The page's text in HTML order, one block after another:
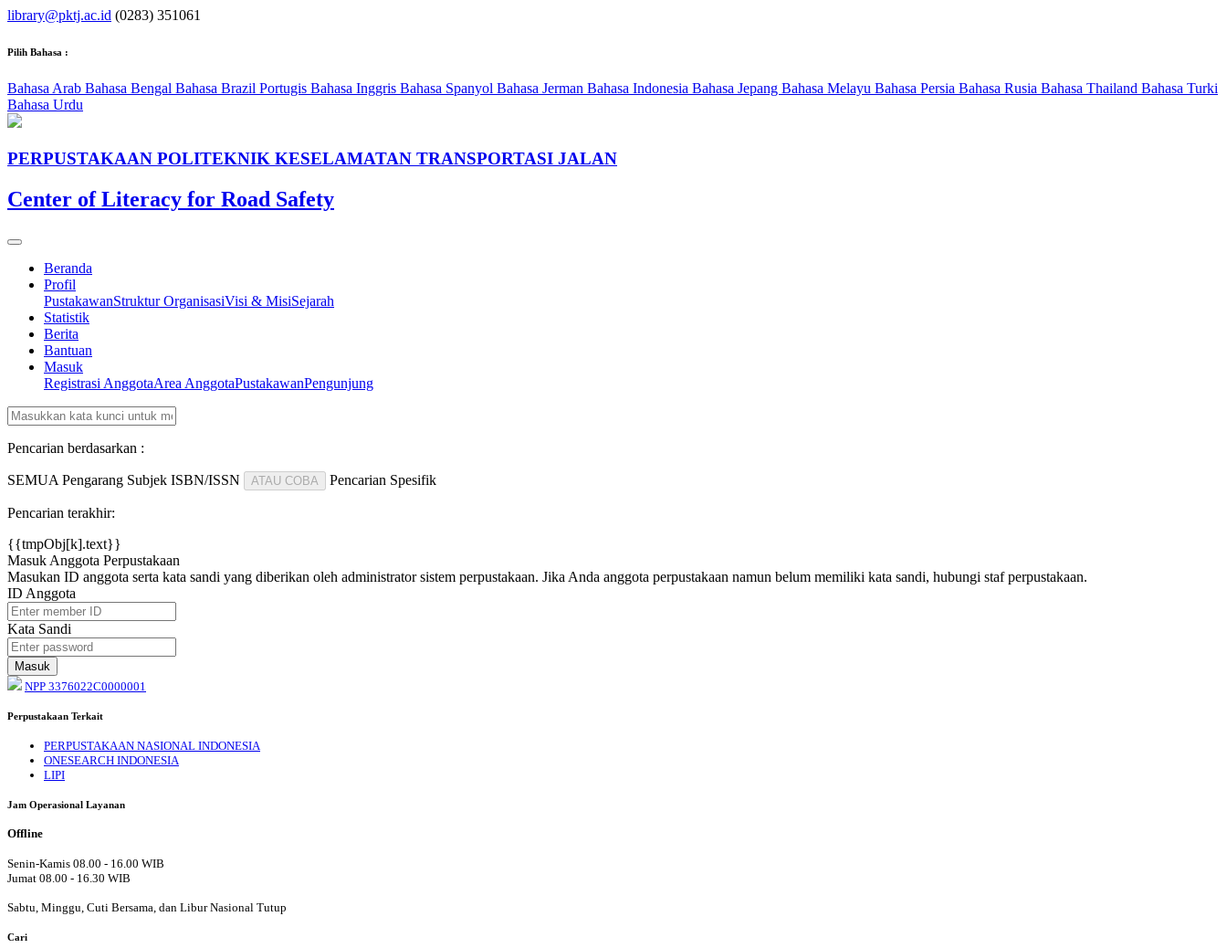
library@pktj.ac.id (0283) 351061
Pilih Bahasa :
Bahasa Arab Bahasa Bengal Bahasa Brazil Portugis Bahasa Inggris Bahasa Spanyol Bahasa Jerman Bahasa Indonesia Bahasa Jepang Bahasa Melayu Bahasa Persia Bahasa Rusia Bahasa Thailand Bahasa Turki
Bahasa Urdu
PERPUSTAKAAN POLITEKNIK KESELAMATAN TRANSPORTASI JALAN
Center of Literacy for Road Safety
Beranda
Profil
PustakawanStruktur OrganisasiVisi & MisiSejarah
Statistik
Berita
Bantuan
Masuk
Registrasi AnggotaArea AnggotaPustakawanPengunjung
Pencarian berdasarkan :
SEMUA Pengarang Subjek ISBN/ISSN ATAU COBA Pencarian Spesifik
Pencarian terakhir:
{{tmpObj[k].text}}
Masuk Anggota Perpustakaan
Masukan ID anggota serta kata sandi yang diberikan oleh administrator sistem perpustakaan. Jika Anda anggota perpustakaan namun belum memiliki kata sandi, hubungi staf perpustakaan.
ID Anggota
Kata Sandi
NPP 3376022C0000001
Perpustakaan Terkait
PERPUSTAKAAN NASIONAL INDONESIA
ONESEARCH INDONESIA
LIPI
Jam Operasional Layanan
Offline
Senin-Kamis 08.00 - 16.00 WIB
Jumat 08.00 - 16.30 WIB
Sabtu, Minggu, Cuti Bersama, dan Libur Nasional Tutup
Cari